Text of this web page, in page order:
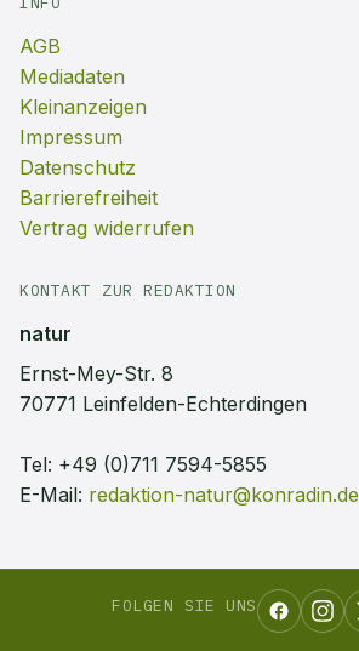
AGB
Mediadaten
Kleinanzeigen
Impressum
Datenschutz
Barrierefreiheit
Vertrag widerrufen
KONTAKT ZUR REDAKTION
natur
Ernst-Mey-Str. 8
70771 Leinfelden-Echterdingen
Tel: +49 (0)711 7594-5855
E-Mail: redaktion-natur@konradin.de
FOLGEN SIE UNS